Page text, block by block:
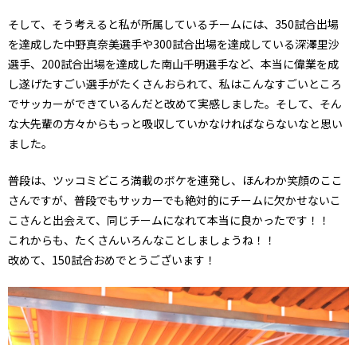
そして、そう考えると私が所属しているチームには、350試合出場
を達成した中野真奈美選手や300試合出場を達成している深澤里沙
選手、200試合出場を達成した南山千明選手など、本当に偉業を成
し遂げたすごい選手がたくさんおられて、私はこんなすごいところ
でサッカーができているんだと改めて実感しました。そして、そん
な大先輩の方々からもっと吸収していかなければならないなと思い
ました。
普段は、ツッコミどころ満載のボケを連発し、ほんわか笑顔のここ
さんですが、普段でもサッカーでも絶対的にチームに欠かせないこ
こさんと出会えて、同じチームになれて本当に良かったです！！
これからも、たくさんいろんなことしましょうね！！
改めて、150試合おめでとうございます！